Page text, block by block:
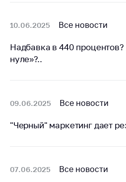
10.06.2025 Все новости
Надбавка в 440 процентов?
нуле»?..
09.06.2025 Все новости
"Черный" маркетинг дает
07.06.2025 Все новости